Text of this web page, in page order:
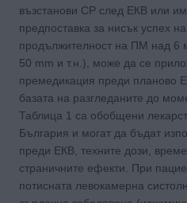
възстанови СР след ЕКВ или
предпоставка за нисък успех
продължителност на ПМ над 6
50 mm и т.н.), може да се
премедикация преди планово
базата на разгледаните до
Таблица 1 са обобщени
България и могат да бъдат
преди ЕКВ, техните дози,
страничните ефекти. При
потисната левокамерна